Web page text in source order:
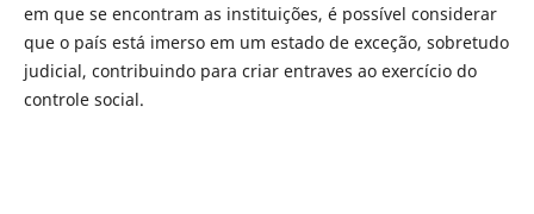
em que se encontram as instituições, é possível considerar
que o país está imerso em um estado de exceção, sobretudo
judicial, contribuindo para criar entraves ao exercício do
controle social.